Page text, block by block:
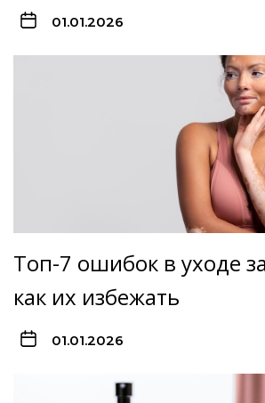
01.01.2026
Топ-7 ошибок в уходе
как их избежать
01.01.2026